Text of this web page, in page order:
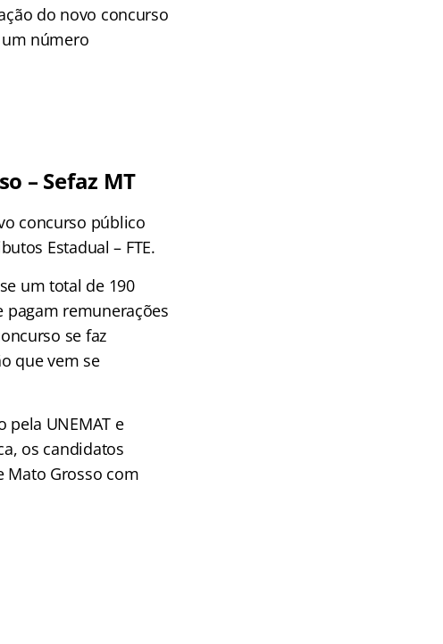
do novo concurso
número
– Sefaz MT
concurso público
Estadual – FTE.
um total de 190
pagam remunerações
se faz
que vem se
pela UNEMAT e
os candidatos
Mato Grosso com